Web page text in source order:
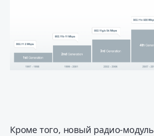
Кроме того, новый радио-модуль